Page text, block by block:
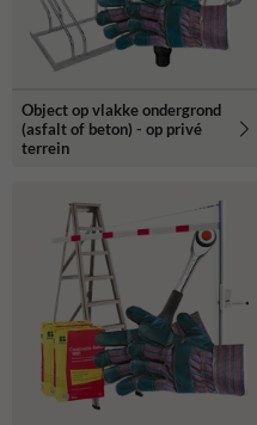
Object op vlakke ondergrond
(asfalt of beton) - op privé
terrein